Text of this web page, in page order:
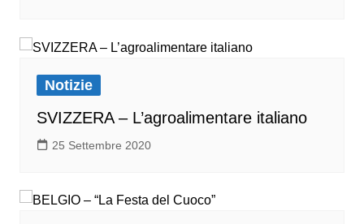
Notizie
SVIZZERA – L’agroalimentare italiano
25 Settembre 2020